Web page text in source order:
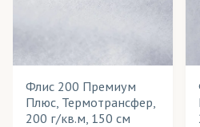
Флис 200 Премиум
Плюс, Термотрансфер,
200 г/кв.м, 150 см